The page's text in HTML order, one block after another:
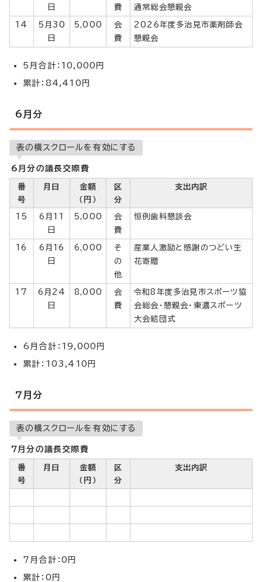
日
費
通常総会懇親会
14
5月30
日
5,000
会
費
2026年度多治見市薬剤師会
懇親会
5月合計：10,000円
累計：84,410円
6月分
表の横スクロールを有効にする
6月分の議長交際費
番
号
月日
金額
（円）
区
分
支出内訳
15
6月11
日
5,000
会
費
恒例歯科懇談会
16
6月16
日
6,000
そ
の
他
産業人激励と感謝のつどい生
花寄贈
17
6月24
日
8,000
会
費
令和8年度多治見市スポーツ協
会総会・懇親会・東濃スポーツ
大会結団式
6月合計：19,000円
累計：103,410円
7月分
表の横スクロールを有効にする
7月分の議長交際費
番
号
月日
金額
（円）
区
分
支出内訳
7月合計：0円
累計：0円